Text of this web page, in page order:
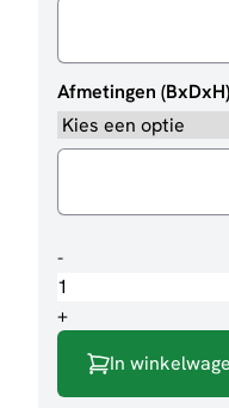
Afmetingen (BxDxH)
-Eettafel
Silvi
aantal
+
In